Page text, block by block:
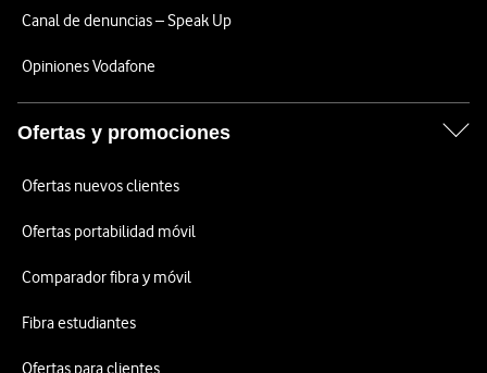
Canal de denuncias – Speak Up
Opiniones Vodafone
Ofertas y promociones
Ofertas nuevos clientes
Ofertas portabilidad móvil
Comparador fibra y móvil
Fibra estudiantes
Ofertas para clientes